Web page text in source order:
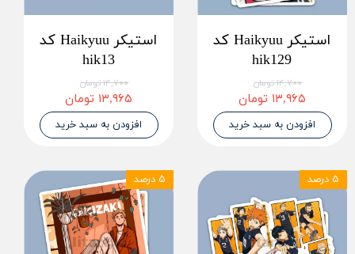
استیکر Haikyuu کد
hik129
۱۴,۷۰۰ تومان
۱۳,۹۶۵ تومان
افزودن به سبد خرید
استیکر Haikyuu کد
hik13
۱۴,۷۰۰ تومان
۱۳,۹۶۵ تومان
افزودن به سبد خرید
۵ درصد ۵ درصد